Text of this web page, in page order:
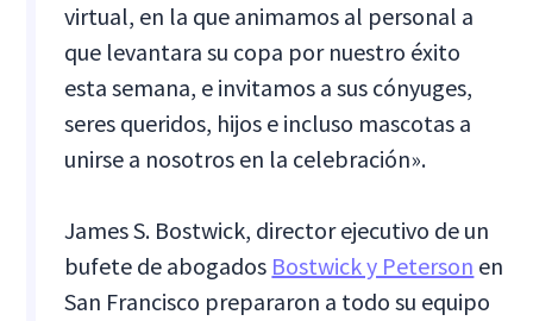
virtual, en la que animamos al personal a
que levantara su copa por nuestro éxito
esta semana, e invitamos a sus cónyuges,
seres queridos, hijos e incluso mascotas a
unirse a nosotros en la celebración».
James S. Bostwick, director ejecutivo de un
bufete de abogados Bostwick y Peterson en
San Francisco prepararon a todo su equipo